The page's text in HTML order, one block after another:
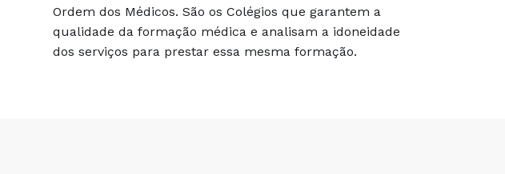
Ordem dos Médicos. São os Colégios que garantem a
qualidade da formação médica e analisam a idoneidade
dos serviços para prestar essa mesma formação.